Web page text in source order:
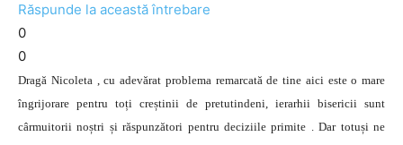
Răspunde la această întrebare
0
0
Dragă Nicoleta , cu adevărat problema remarcată de tine aici este o mare
îngrijorare pentru toți creștinii de pretutindeni, ierarhii bisericii sunt
cârmuitorii noștri și răspunzători pentru deciziile primite . Dar totuși ne